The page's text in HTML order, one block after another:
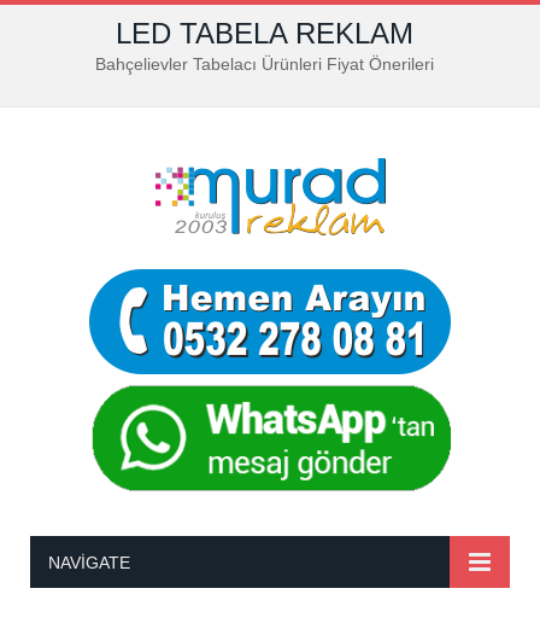
LED TABELA REKLAM
Bahçelievler Tabelacı Ürünleri Fiyat Önerileri
NAVIGATE